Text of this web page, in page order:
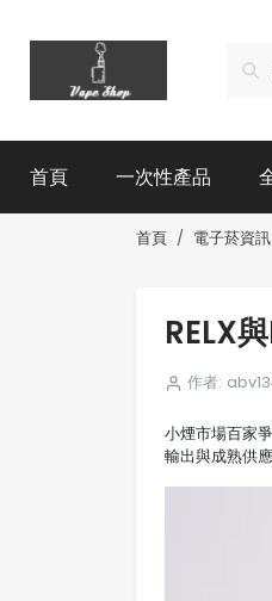
首頁 一次性產品
首頁 電子菸資訊
RELX
作者:
小煙市場百家
輸出與成熟供